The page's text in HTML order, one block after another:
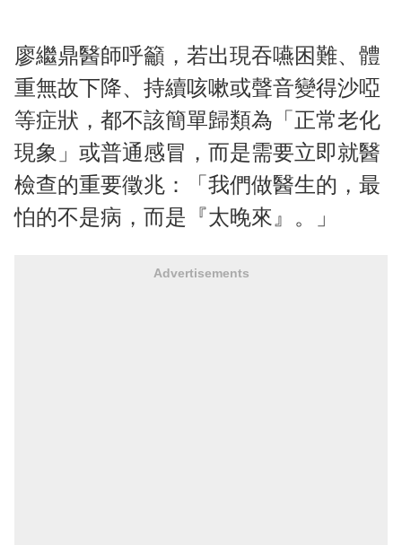
廖繼鼎醫師呼籲，若出現吞嚥困難、體
重無故下降、持續咳嗽或聲音變得沙啞
等症狀，都不該簡單歸類為「正常老化
現象」或普通感冒，而是需要立即就醫
檢查的重要徵兆：「我們做醫生的，最
怕的不是病，而是『太晚來』。」
Advertisements